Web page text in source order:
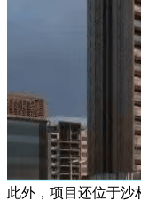
此外，项目还位于沙